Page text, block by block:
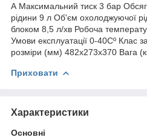
А Максимальний тиск 3 бар
рідини 9 л Об'єм охолоджуючої
блоком 8,5 л/хв Робоча
Умови експлуатації 0-40Сº Клас
розміри (мм) 482х273х370 Вага
Приховати
Характеристики
Основні